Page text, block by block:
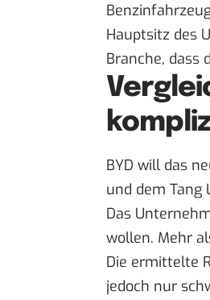
Hauptsitz des
Branche, dass
BYD will das
und dem Tang
Das
wollen. Mehr
Die ermittelte
jedoch nur